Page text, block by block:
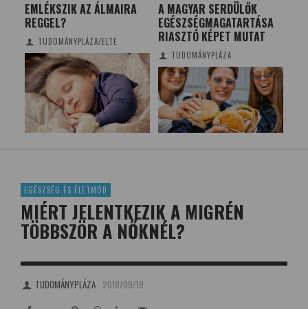
EMLÉKSZIK AZ ÁLMAIRA
REGGEL?
TUDOMÁNYPLÁZA/ELTE
A MAGYAR SERDÜLŐK
EGÉSZSÉGMAGATARTÁSA
RIASZTÓ KÉPET MUTAT
TUDOMÁNYPLÁZA
EGÉSZSÉG ÉS ÉLETMÓD
MIÉRT JELENTKEZIK A MIGRÉN
TÖBBSZÖR A NŐKNÉL?
TUDOMÁNYPLÁZA 2018/09/19